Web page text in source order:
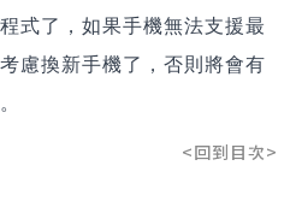
式了，如果手機無法支援最
慮換新手機了，否則將會有
<回到目次>